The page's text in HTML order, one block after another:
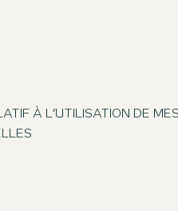
À L’UTILISATION DE